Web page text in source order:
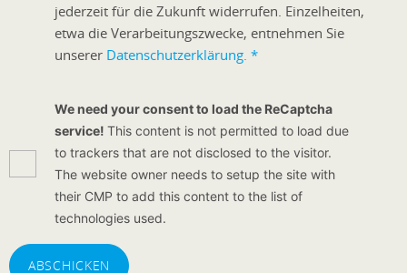
jederzeit für die Zukunft widerrufen. Einzelheiten,
etwa die Verarbeitungszwecke, entnehmen Sie
unserer Datenschutzerklärung. *
We need your consent to load the ReCaptcha
service! This content is not permitted to load due
to trackers that are not disclosed to the visitor.
The website owner needs to setup the site with
their CMP to add this content to the list of
technologies used.
ABSCHICKEN